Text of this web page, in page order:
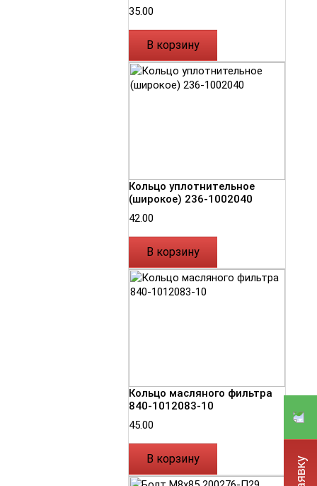
35.00
В корзину
Кольцо уплотнительное
(широкое) 236-1002040
42.00
В корзину
Кольцо масляного фильтра
840-1012083-10
45.00
В корзину